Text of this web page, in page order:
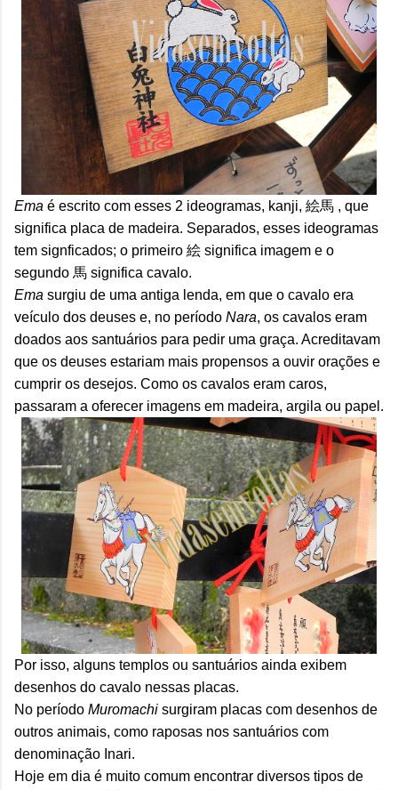
Ema é escrito com esses 2 ideogramas, kanji, 絵馬 , que
significa placa de madeira. Separados, esses ideogramas
tem signficados; o primeiro 絵 significa imagem e o
segundo 馬 significa cavalo.
Ema surgiu de uma antiga lenda, em que o cavalo era
veículo dos deuses e, no período Nara, os cavalos eram
doados aos santuários para pedir uma graça. Acreditavam
que os deuses estariam mais propensos a ouvir orações e
cumprir os desejos. Como os cavalos eram caros,
passaram a oferecer imagens em madeira, argila ou papel.
Por isso, alguns templos ou santuários ainda exibem
desenhos do cavalo nessas placas.
No período Muromachi surgiram placas com desenhos de
outros animais, como raposas nos santuários com
denominação Inari.
Hoje em dia é muito comum encontrar diversos tipos de